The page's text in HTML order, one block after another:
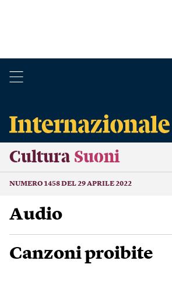
Cultura Suoni
NUMERO 1458 DEL 29 APRILE 2022
Audio
Canzoni proibite